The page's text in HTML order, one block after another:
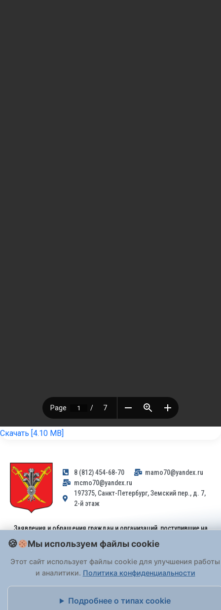
Скачать [4.10 MB]
8 (812) 454-68-70
mamo70@yandex.ru
mcmo70@yandex.ru
197375, Санкт-Петербург, Земский пер., д. 7,
2-й этаж
Заявления и обращения граждан и организаций, поступившие на
адрес email, не могут быть рассмотрены на основании
Федерального закона от 02.05.2006 № 59-ФЗ. Обращения
принимаются только: по почте, черезпортал «Госуслуги» (ЕПГУ)
или лично при предъявлении паспорта.
На Сайте действует Политика обработки персональных данных
Мы используем файлы cookie
Этот сайт использует файлы cookie для улучшения работы
и аналитики. Политика конфиденциальности
Подробнее о типах cookie